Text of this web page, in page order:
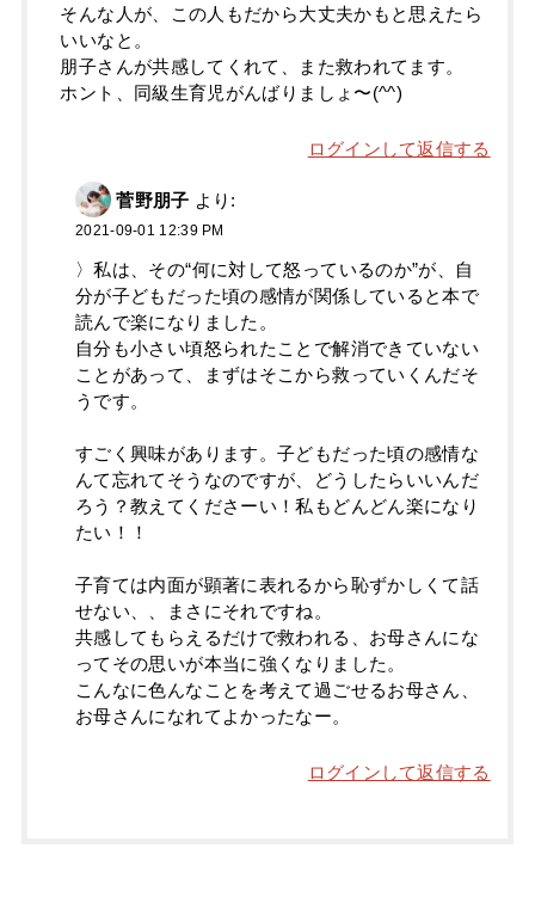
そんな人が、この人もだから大丈夫かもと思えたら
いいなと。
朋子さんが共感してくれて、また救われてます。
ホント、同級生育児がんばりましょ〜(^^)
ログインして返信する
菅野朋子 より:
2021-09-01 12:39 PM
〉私は、その“何に対して怒っているのか”が、自
分が子どもだった頃の感情が関係していると本で
読んで楽になりました。
自分も小さい頃怒られたことで解消できていない
ことがあって、まずはそこから救っていくんだそ
うです。
すごく興味があります。子どもだった頃の感情な
んて忘れてそうなのですが、どうしたらいいんだ
ろう？教えてくださーい！私もどんどん楽になり
たい！！
子育ては内面が顕著に表れるから恥ずかしくて話
せない、、まさにそれですね。
共感してもらえるだけで救われる、お母さんにな
ってその思いが本当に強くなりました。
こんなに色んなことを考えて過ごせるお母さん、
お母さんになれてよかったなー。
ログインして返信する